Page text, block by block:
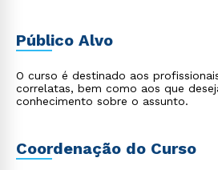
Público Alvo
O curso é destinado aos
correlatas, bem como aos que
conhecimento sobre o assunto.
Coordenação do Curso